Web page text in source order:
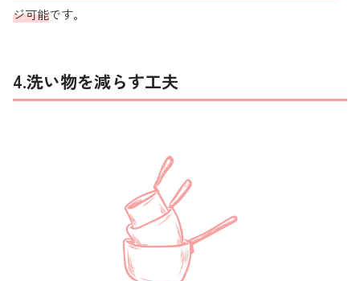
ジ可能です。
4.洗い物を減らす工夫